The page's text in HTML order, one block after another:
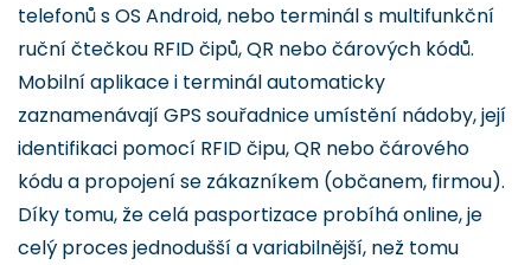
telefonů s OS Android, nebo terminál s multifunkční
ruční čtečkou RFID čipů, QR nebo čárových kódů.
Mobilní aplikace i terminál automaticky
zaznamenávají GPS souřadnice umístění nádoby, její
identifikaci pomocí RFID čipu, QR nebo čárového
kódu a propojení se zákazníkem (občanem, firmou).
Díky tomu, že celá pasportizace probíhá online, je
celý proces jednodušší a variabilnější, než tomu